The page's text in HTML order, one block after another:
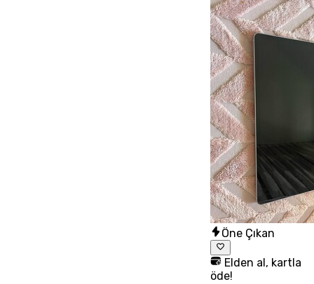
Öne Çıkan
Elden al, kartla
öde!